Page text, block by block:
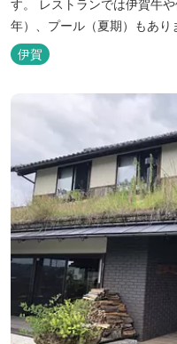
す。 レストランでは伊賀牛
年）、プール（夏期）もあり
を常設しております。 ★ＨＰが新しくなりました！
http://www.hh-sunpia-
などがタイムリーにチェッ
伊賀